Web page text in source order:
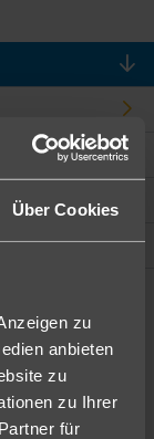
Über Cookies
zu
anbieten
zu
zu Ihrer
für
Hotel